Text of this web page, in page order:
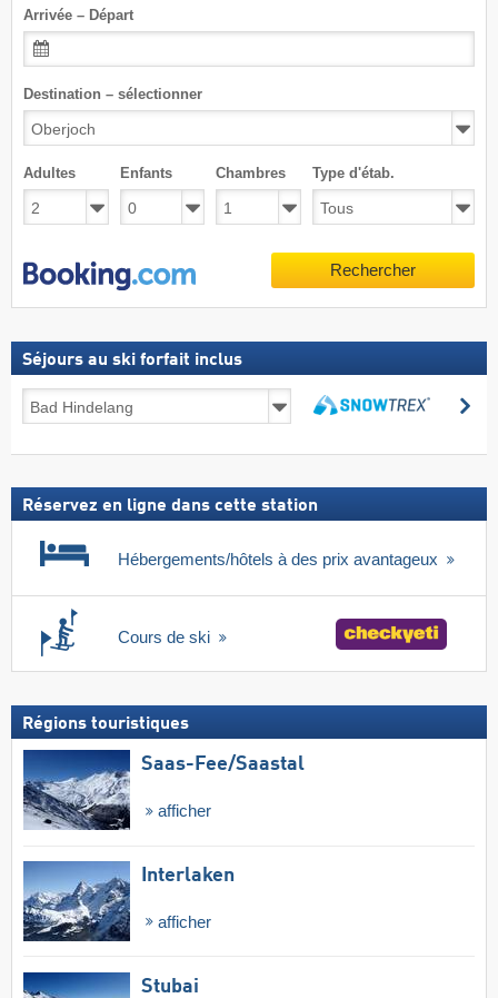
Arrivée – Départ
Destination – sélectionner
Adultes Enfants Chambres Type d'étab.
Rechercher
Séjours au ski forfait inclus
au
forfait
Réservez en ligne dans cette station
Hébergements/hôtels à des prix avantageux
Cours de ski
Régions touristiques
Saas-Fee/​Saastal
afficher
Interlaken
afficher
Stubai